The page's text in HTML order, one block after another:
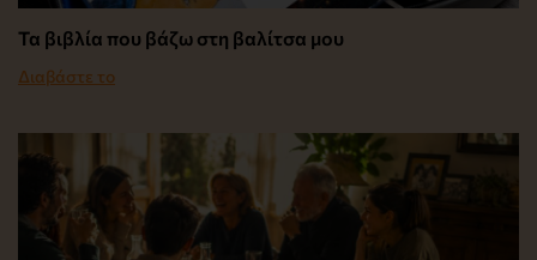
Τα βιβλία που βάζω στη βαλίτσα μου
Διαβάστε το